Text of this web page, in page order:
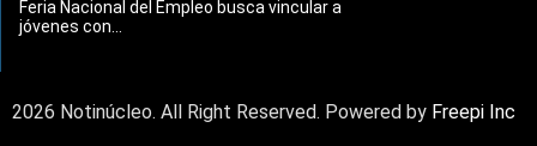
Feria Nacional del Empleo busca vincular a
jóvenes con...
2026 Notinúcleo. All Right Reserved. Powered by Freepi Inc